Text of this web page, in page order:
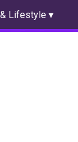
Lifestyle ▾